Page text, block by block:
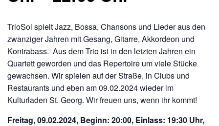
TrioSol spielt Jazz, Bossa, Chansons und Lieder aus den
zwanziger Jahren mit Gesang, Gitarre, Akkordeon und
Kontrabass. Aus dem Trio ist in den letzten Jahren ein
Quartett geworden und das Repertoire um viele Stücke
gewachsen. Wir spielen auf der Straße, in Clubs und
Restaurants und eben am 09.02.2024 wieder im
Kulturladen St. Georg. Wir freuen uns, wenn ihr kommt!
Freitag, 09.02.2024, Beginn: 20:00, Einlass: 19:30 Uhr,